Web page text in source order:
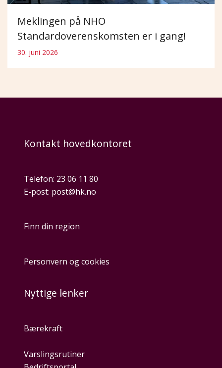
Meklingen på NHO
Standardoverenskomsten er i gang!
30. juni 2026
Kontakt hovedkontoret
Telefon: 23 06 11 80
E-post: post@hk.no
Finn din region
Personvern og cookies
Nyttige lenker
Bærekraft
Varslingsrutiner